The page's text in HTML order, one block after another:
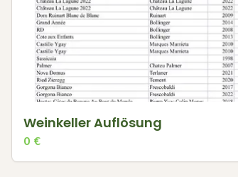
Weinkeller Auflösung
0 €